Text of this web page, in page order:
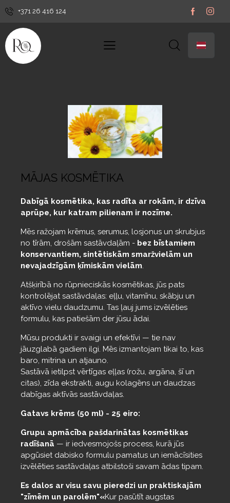
+371 26 416 124
MĀJAS KOSMĒTIKA
Dabīgā kosmētika, kas radīta ar rokām, ir dzīva
aprūpe, kur katram pilienam ir nozīme.
Mēs ražojam krēmus, serumus, losjonus un skrubjus
no tīrām, drošām sastāvdaļām - bez bīstamiem
konservantiem, sintētiskām smaržvielām un
nevajadzīgām ķīmiskām vielām.
Atšķirībā no rūpnieciskās kosmētikas, jūs pats
kontrolējat sastāvdaļas: eļļu, vitamīnu, skābju un
aktīvo vielu daudzumu. Tas ļauj jums izvēlēties
formulu, kas patiešām der jūsu ādai.
Mūsu produkti ir svaigi un efektīvi — tie nav
jāuzglabā gadiem ilgi. Mēs izmantojam tikai to, kas
baro, mitrina un atjauno.
Sastāvā ietilpst vērtīgas eļļas (rožu, argāna, šī un
citas), zīda ekstrakti, augu kolagēns un daudzas
dabīgas aktīvās sastāvdaļas.
Gatavs krēms (50 ml) - 25 eiro:
Grupu apmācība pašdarinātas kosmētikas
radīšanā — ir iedvesmojošs process, kurā jūs
apgūsiet dabisko formulu pamatus un iemācīsities
izvēlēties sastāvdaļas atbilstoši savam ādas tipam.
Es dalos ar visu savu pieredzi un praktiskajām
"zīmēm un parolēm"«Kur pasūtīt augstas